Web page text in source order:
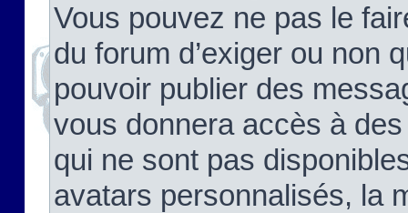
Vous pouvez ne pas le
du forum d’exiger ou non
pouvoir publier des
vous donnera accès à
qui ne sont pas
avatars personnalisés, la